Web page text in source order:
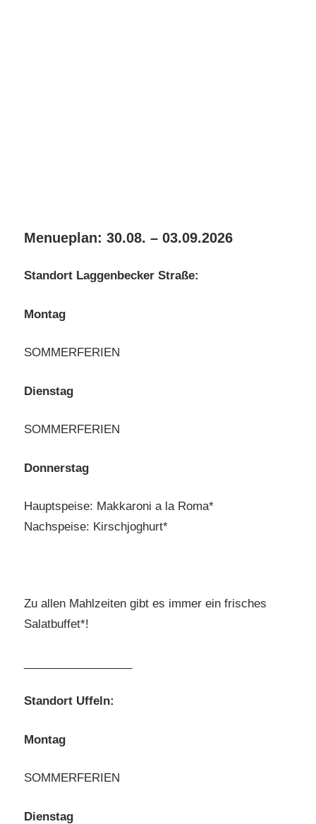
Menueplan: 30.08. – 03.09.2026
Standort Laggenbecker Straße:
Montag
SOMMERFERIEN
Dienstag
SOMMERFERIEN
Donnerstag
Hauptspeise: Makkaroni a la Roma*
Nachspeise: Kirschjoghurt*
Zu allen Mahlzeiten gibt es immer ein frisches
Salatbuffet*!
Standort Uffeln:
Montag
SOMMERFERIEN
Dienstag